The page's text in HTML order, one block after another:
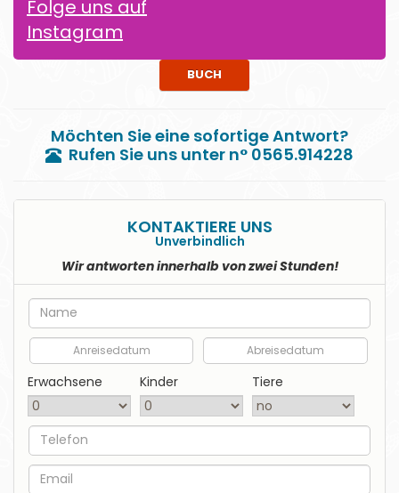
Folge uns auf
Instagram
BUCH
Möchten Sie eine sofortige Antwort?
Rufen Sie uns unter n° 0565.914228
KONTAKTIERE UNS
Unverbindlich
Wir antworten innerhalb von zwei Stunden!
Nome
Anreisedatum
Abreisedatum
Erwachsene
Kinder Tiere
Telefon
EMail